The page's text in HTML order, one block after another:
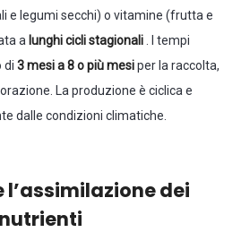
e legumi secchi) o vitamine (frutta e
a lunghi cicli stagionali . I tempi
di 3 mesi a 8 o più mesiper la raccolta,
La produzione è ciclica e
dalle condizioni climatiche.
l’assimilazione dei
nutrienti